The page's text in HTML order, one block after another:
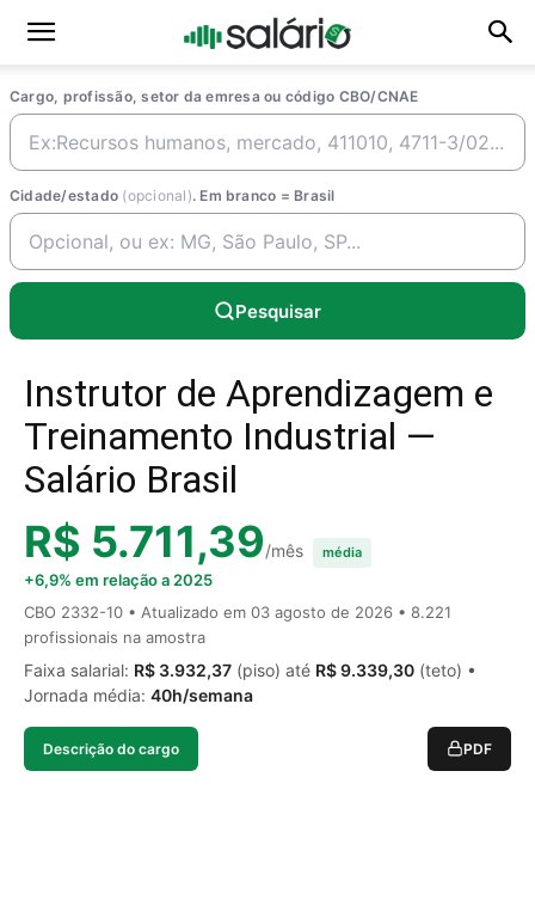
Cargo, profissão, setor da emresa ou código CBO/CNAE
Cidade/estado (opcional). Em branco = Brasil
Pesquisar
Instrutor de Aprendizagem e
Treinamento Industrial —
Salário Brasil
R$ 5.711,39/mês média
+6,9% em relação a 2025
CBO 2332-10 • Atualizado em 03 agosto de 2026 • 8.221
profissionais na amostra
Faixa salarial: R$ 3.932,37 (piso) até R$ 9.339,30 (teto) •
Jornada média: 40h/semana
Descrição do cargo PDF